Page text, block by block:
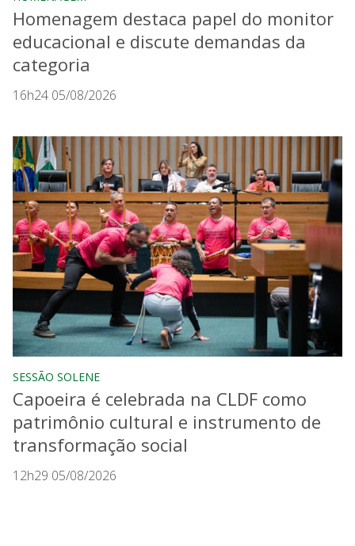
Homenagem destaca papel do monitor
educacional e discute demandas da
categoria
16h24 05/08/2026
SESSÃO SOLENE
Capoeira é celebrada na CLDF como
patrimônio cultural e instrumento de
transformação social
12h29 05/08/2026